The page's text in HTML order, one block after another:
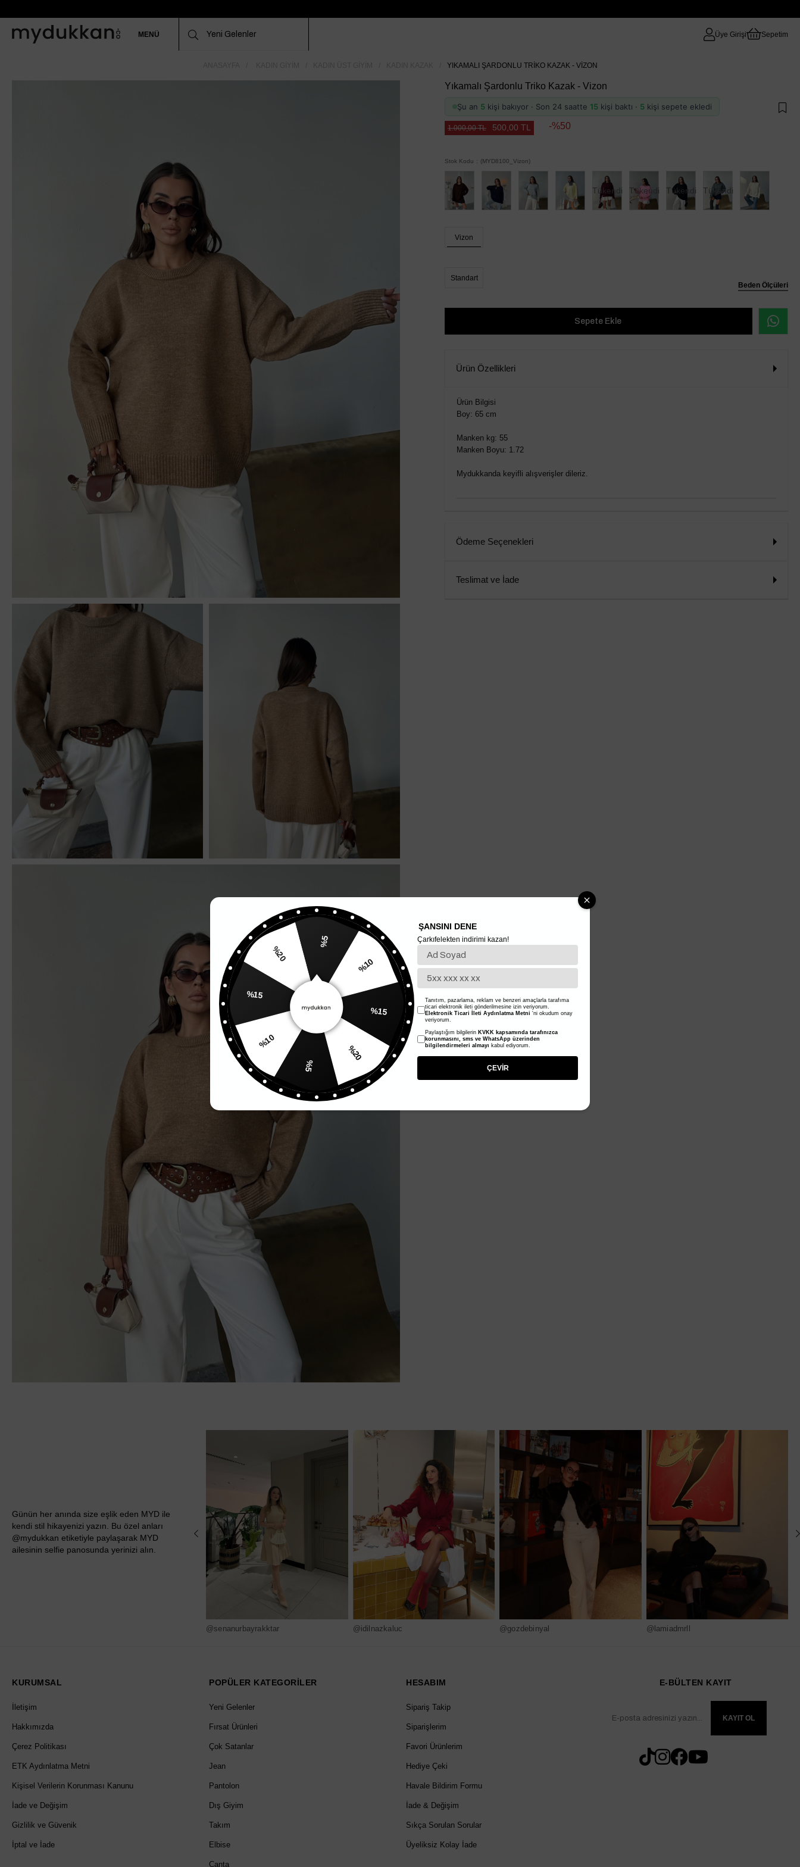
MENÜ Üye Girişi Sepetim
YIKAMALI ŞARDONLU TRIKO KAZAK - VIZON
Yıkamalı Şardonlu Triko Kazak - Vizon
Şu an 5 kişi bakıyor · Son 24 saatte 15 kişi baktı · 5 kişi sepete ekledi
1.000,00 TL 500,00 TL 50
Stok Kodu (MYD8100_Vizon)
Tükendi Tükendi Tükendi Tükendi
Beden Ölçüleri
Vizon
Standart
Ürün Özellikleri
Ürün Bilgisi
Boy: 65 cm
Manken kg: 55
Manken Boyu: 1.72
Mydukkanda keyifli alışverişler dileriz.
Ödeme Seçenekleri
Teslimat ve İade
Günün her anında size eşlik eden MYD ile
kendi stil hikayenizi yazın. Bu özel anları
@mydukkan etiketiyle paylaşarak MYD
ailesinin selfie panosunda yerinizi alın.
@senanurbayrakktar @idilnazkaluc @gozdebinyal @lamiadmrll
KURUMSAL
İletişim
Hakkımızda
Çerez Politikası
ETK Aydınlatma Metni
Kişisel Verilerin Korunması Kanunu
İade ve Değişim
Gizlilik ve Güvenik
İptal ve İade
POPÜLER KATEGORİLER
Yeni Gelenler
Fırsat Ürünleri
Çok Satanlar
Jean
Pantolon
Dış Giyim
Takım
Elbise
Çanta
HESABIM
Sipariş Takip
Siparişlerim
Favori Ürünlerim
Hediye Çeki
Havale Bildirim Formu
İade & Değişim
Sıkça Sorulan Sorular
Üyeliksiz Kolay İade
E-BÜLTEN KAYIT
KAYIT OL
%5
%10
%15
%20
%5
%10
%20
ŞANSINI DENE
Çarkıfelekten indirimi kazan!
Tanıtım, pazarlama, reklam ve benzeri amaçlarla tarafıma
ticari elektronik ileti gönderilmesine izin veriyorum.
Elektronik Ticari İleti Aydınlatma Metni 'ni okudum onay
veriyorum.
Paylaştığım bilgilerin KVKK kapsamında tarafınızca
korunmasını, sms ve WhatsApp üzerinden
bilgilendirmeleri almayı kabul ediyorum.
ÇEVİR